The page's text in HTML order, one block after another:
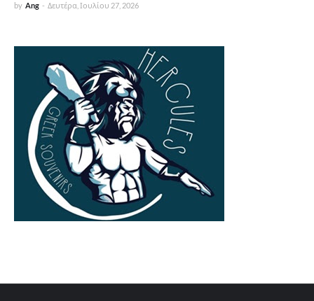
by Ang - Δευτέρα, Ιουλίου 27, 2026